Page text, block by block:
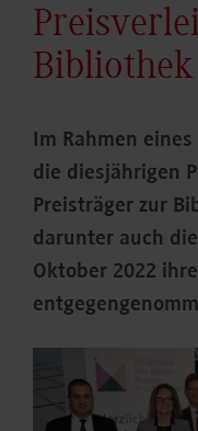
Bibliothek
Im Rahmen
die diesjährigen
Preisträger zur
darunter auch
Oktober 2022